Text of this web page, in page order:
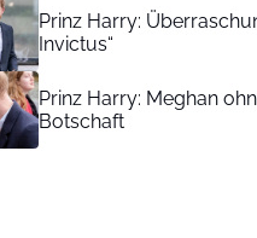
Prinz Harry:
Invictus“
Prinz Harry: Meghan
Botschaft